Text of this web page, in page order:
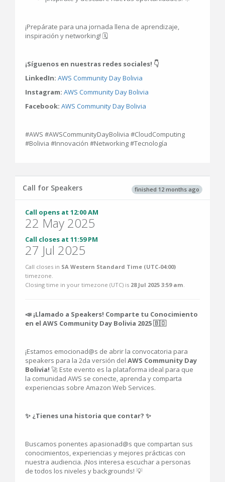
¡Prepárate para una jornada llena de aprendizaje,
inspiración y networking! 🗓️
¡Síguenos en nuestras redes sociales! 👇
LinkedIn: AWS Community Day Bolivia
Instagram: AWS Community Day Bolivia
Facebook: AWS Community Day Bolivia
#AWS #AWSCommunityDayBolivia #CloudComputing
#Bolivia #Innovación #Networking #Tecnología
finished 12 months ago
Call for Speakers
Call opens at 12:00 AM
22 May 2025
Call closes at 11:59 PM
27 Jul 2025
Call closes in SA Western Standard Time (UTC-04:00)
timezone.
Closing time in your timezone (UTC) is 28 Jul 2025 3:59 am.
📣 ¡Llamado a Speakers! Comparte tu Conocimiento
en el AWS Community Day Bolivia 2025 🇧🇴
¡Estamos emocionad@s de abrir la convocatoria para
speakers para la 2da versión del AWS Community Day
Bolivia! 🚀 Este evento es la plataforma ideal para que
la comunidad AWS se conecte, aprenda y comparta
experiencias sobre Amazon Web Services.
✨ ¿Tienes una historia que contar? ✨
Buscamos ponentes apasionad@s que compartan sus
conocimientos, experiencias y mejores prácticas con
nuestra audiencia. ¡Nos interesa escuchar a personas
de todos los niveles y backgrounds! 💡